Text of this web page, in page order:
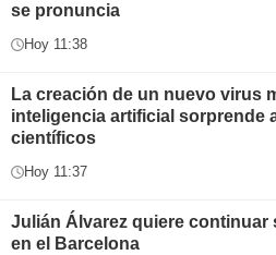
se pronuncia
Hoy 11:38
La creación de un nuevo virus
inteligencia artificial sorprende
científicos
Hoy 11:37
Julián Álvarez quiere continuar
en el Barcelona